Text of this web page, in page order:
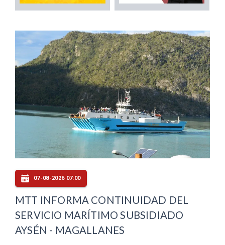
07-08-2026 07:00
MTT INFORMA CONTINUIDAD DEL
SERVICIO MARÍTIMO SUBSIDIADO
AYSÉN - MAGALLANES